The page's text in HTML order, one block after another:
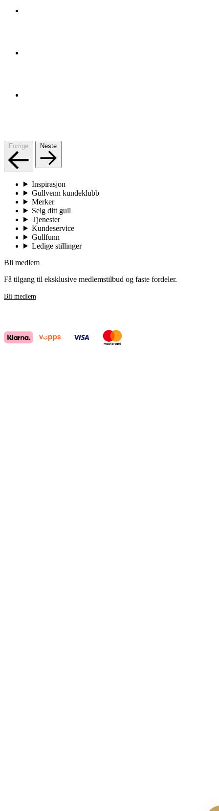
Forrige Neste
Inspirasjon
Gullvenn kundeklubb
Merker
Selg ditt gull
Tjenester
Kundeservice
Gullfunn
Ledige stillinger
Bli medlem
Få tilgang til eksklusive medlemstilbud og faste fordeler.
Bli medlem